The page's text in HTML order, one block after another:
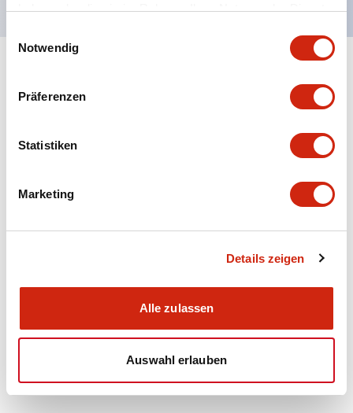
haben oder die sie im Rahmen Ihrer Nutzung der Dienste
Notwendig
Präferenzen
Statistiken
Marketing
Details zeigen
Alle zulassen
Auswahl erlauben
Electrical Specifications (rated illuminated
Dokumente und Dateien